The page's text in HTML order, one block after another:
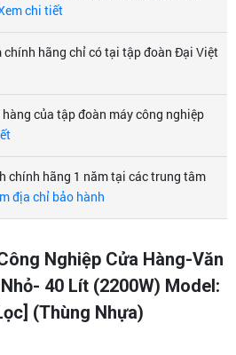
chi tiết
chính hãng chỉ có tại tập đoàn Đại Việt
của tập đoàn máy công nghiệp
chính hãng 1 năm tại các trung tâm
địa chỉ bảo hành
Nghiệp Cửa Hàng-Văn
40 Lít (2200W) Model:
(Thùng Nhựa)